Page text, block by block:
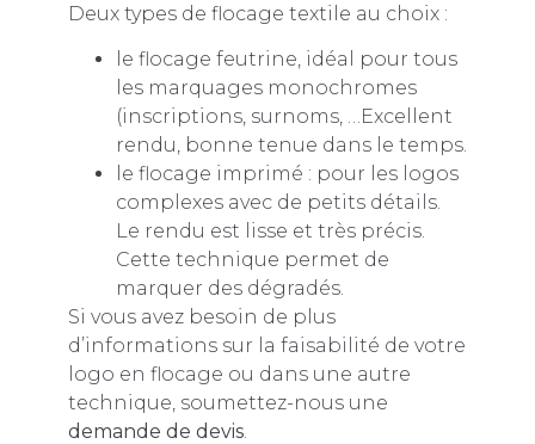
Deux types de flocage textile au choix :
le flocage feutrine, idéal pour tous
les marquages monochromes
(inscriptions, surnoms, …Excellent
rendu, bonne tenue dans le temps.
le flocage imprimé : pour les logos
complexes avec de petits détails.
Le rendu est lisse et très précis.
Cette technique permet de
marquer des dégradés.
Si vous avez besoin de plus
d’informations sur la faisabilité de votre
logo en flocage ou dans une autre
technique, soumettez-nous une
demande de devis.